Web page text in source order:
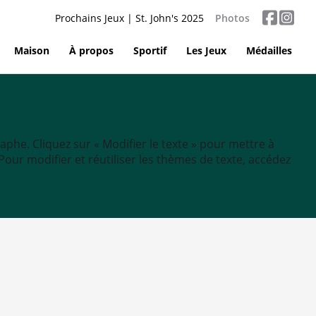
Prochains Jeux | St. John's 2025 Photos
Maison À propos Sportif Les Jeux Médailles
Cliquez sur « Modifier le texte » pour mettre à
modifier et réutiliser les thèmes de texte, accédez